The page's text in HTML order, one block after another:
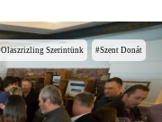
Olaszrizling Szerintünk Szent Donát